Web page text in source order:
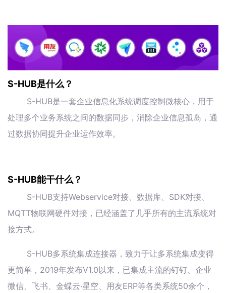
S-HUB是什么？
S-HUB是一套企业信息化系统调度控制微核心，用于
处理多个业务系统之间的数据同步，消除企业信息孤岛，通
过数据协同提升企业运作效率。
S-HUB能干什么？
S-HUB支持Webservice对接、数据库、SDK对接、
MQTT物联网硬件对接，已经涵盖了几乎所有的主流系统对
接方式。
S-HUB多系统集成连接器，致力于让多系统集成变得
更简单，2019年发布V1.0以来，已集成主流的钉钉、企业
微信、飞书、金蝶云·星空、用友ERP等各类系统50余个，